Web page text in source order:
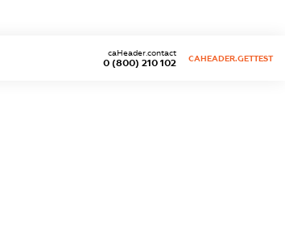
0 (800) 210 102
caHeader.contact
CAHEADER.GETTEST